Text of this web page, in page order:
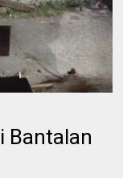
Bantalan